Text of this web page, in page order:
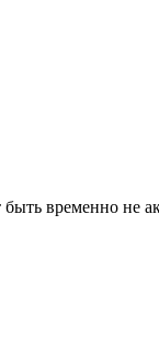
временно не